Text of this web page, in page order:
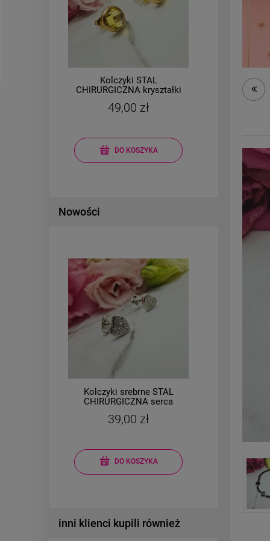
Kolczyki STAL
CHIRURGICZNA kryształki
49,00 zł
DO KOSZYKA
Nowości
Kolczyki srebrne STAL
CHIRURGICZNA serca
39,00 zł
DO KOSZYKA
inni klienci kupili również